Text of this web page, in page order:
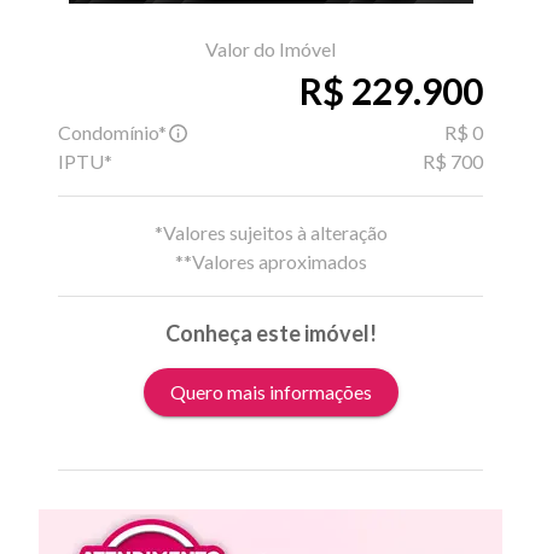
Valor do Imóvel
R$ 229.900
Condomínio*
R$ 0
IPTU*
R$ 700
*Valores sujeitos à alteração
**Valores aproximados
Conheça este imóvel!
Quero mais informações